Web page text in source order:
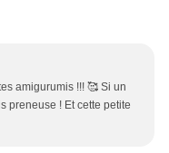
amigurumis !!! 🥰 Si un
preneuse ! Et cette petite